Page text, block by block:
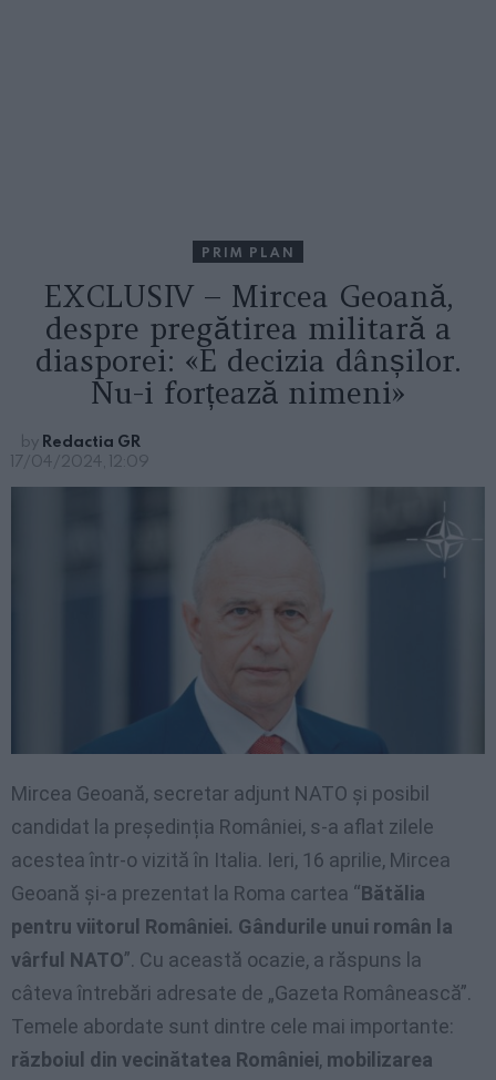
PRIM PLAN
EXCLUSIV – Mircea Geoană,
despre pregătirea militară a
diasporei: «E decizia dânșilor.
Nu-i forțează nimeni»
by Redactia GR
17/04/2024, 12:09
Mircea Geoană, secretar adjunt NATO și posibil
candidat la președinția României, s-a aflat zilele
acestea într-o vizită în Italia. Ieri, 16 aprilie, Mircea
Geoană și-a prezentat la Roma cartea “Bătălia
pentru viitorul României. Gândurile unui român la
vârful NATO”. Cu această ocazie, a răspuns la
câteva întrebări adresate de „Gazeta Românească”.
Temele abordate sunt dintre cele mai importante:
războiul din vecinătatea României, mobilizarea